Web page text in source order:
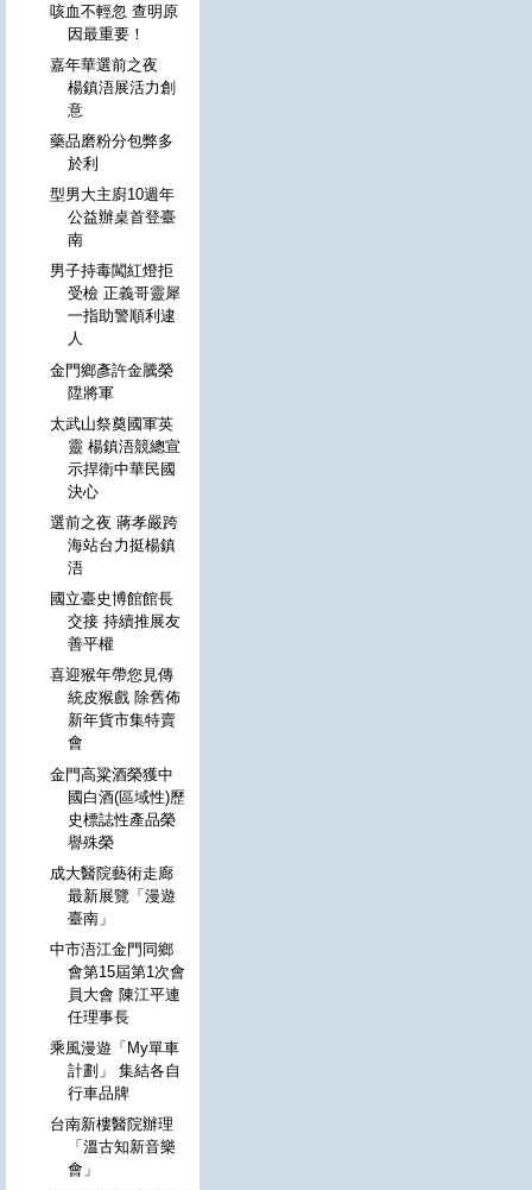
咳血不輕忽 查明原
因最重要！
嘉年華選前之夜
楊鎮浯展活力創
意
藥品磨粉分包弊多
於利
型男大主廚10週年
公益辦桌首登臺
南
男子持毒闖紅燈拒
受檢 正義哥靈犀
一指助警順利逮
人
金門鄉彥許金騰榮
陞將軍
太武山祭奠國軍英
靈 楊鎮浯競總宣
示捍衛中華民國
決心
選前之夜 蔣孝嚴跨
海站台力挺楊鎮
浯
國立臺史博館館長
交接 持續推展友
善平權
喜迎猴年帶您見傳
統皮猴戲 除舊佈
新年貨市集特賣
會
金門高粱酒榮獲中
國白酒(區域性)歷
史標誌性產品榮
譽殊榮
成大醫院藝術走廊
最新展覽「漫遊
臺南」
中市浯江金門同鄉
會第15屆第1次會
員大會 陳江平連
任理事長
乘風漫遊「My單車
計劃」 集結各自
行車品牌
台南新樓醫院辦理
「溫古知新音樂
會」